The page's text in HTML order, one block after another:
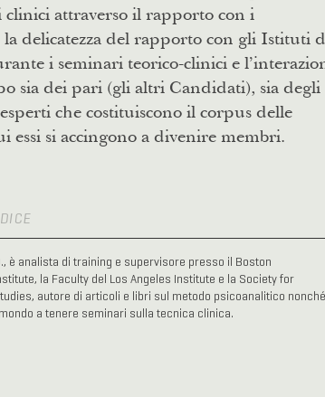
clinici attraverso il rapporto con i
delicatezza del rapporto con gli Istituti
i seminari teorico-clinici e
sia dei pari (gli altri Candidati), sia degli
che costituiscono il corpus delle
essi si accingono a divenire membri.
è analista di training e supervisore presso il Boston
la Faculty del Los Angeles Institute e la Society for
autore di articoli e libri sul metodo psicoanalitico nonché
a tenere seminari sulla tecnica clinica.